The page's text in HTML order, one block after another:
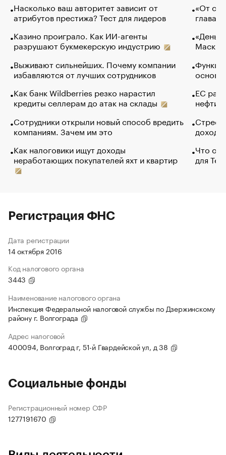
Насколько ваш авторитет зависит от
атрибутов престижа? Тест для лидеров
Казино проиграло. Как ИИ-агенты
разрушают букмекерскую индустрию
Выживают сильнейших. Почему компании
избавляются от лучших сотрудников
Как банк Wildberries резко нарастил
кредиты селлерам до атак на склады
Сотрудники открыли новый способ вредить
компаниям. Зачем им это
Как налоговики ищут доходы
неработающих покупателей яхт и квартир
«От
глава
Маск в
основ
ЕС
нефти
Что
для
Регистрация ФНС
Дата регистрации
14 октября 2016
Код налогового органа
3443
Наименование налогового органа
Инспекция Федеральной налоговой службы по Дзержинскому
району г. Волгограда
Адрес налоговой
400094, Волгоград г, 51-й Гвардейской ул, д 38
Социальные фонды
Регистрационный номер СФР
1277191670